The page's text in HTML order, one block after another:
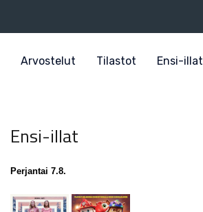
Arvostelut Tilastot Ensi-illat
Ensi-illat
Perjantai 7.8.